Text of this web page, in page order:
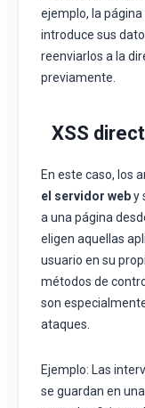
ejemplo, la
introduce sus
reenviarlos a la
previamente.
XSS
En este caso, los
el servidor weby
a una página
eligen aquellas
usuario en su
métodos de
son
ataques.
Ejemplo: Las
se guardan en